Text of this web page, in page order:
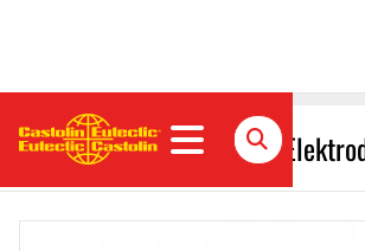
Chamfertrode 04 Ausnut-